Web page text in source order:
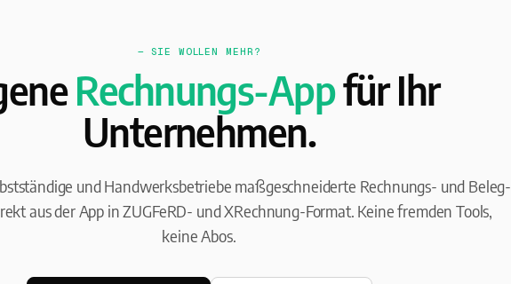
— SIE WOLLEN MEHR?
Rechnungs-Appfür Ihr
Unternehmen.
und Handwerksbetriebe maßgeschneiderte Rechnungs- und Beleg-
aus der App in ZUGFeRD- und XRechnung-Format. Keine fremden Tools,
keine Abos.